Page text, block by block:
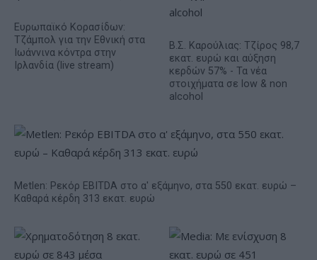
Ευρωπαϊκό Κορασίδων:
Τζάμπολ για την Εθνική στα
Ιωάννινα κόντρα στην
Ιρλανδία (live stream)
Β.Σ. Καρούλιας: Τζίρος 98,7
εκατ. ευρώ και αύξηση
κερδών 57% - Τα νέα
στοιχήματα σε low & non
alcohol
Metlen: Ρεκόρ EBITDA στο α' εξάμηνο, στα 550 εκατ. ευρώ –
Καθαρά κέρδη 313 εκατ. ευρώ